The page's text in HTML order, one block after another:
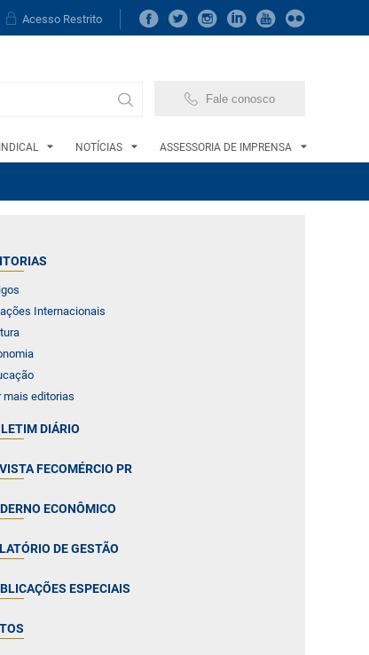
Acesso Restrito
Fale conosco
NOTÍCIAS ASSESSORIA DE IMPRENSA
Internacionais
mais editorias
DIÁRIO
FECOMÉRCIO PR
ECONÔMICO
DE GESTÃO
ESPECIAIS